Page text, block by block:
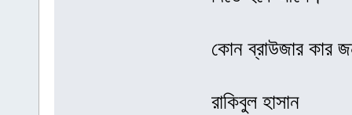
কোন ব্রাউজার কার
রাকিবুল হাসান